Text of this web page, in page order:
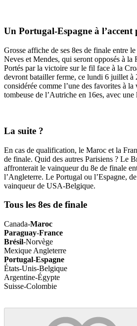
Un Portugal-Espagne à l’accent
Grosse affiche de ses 8es de finale entre
Neves et Mendes, qui seront opposés à la
Portés par la victoire sur le fil face à la
devront batailler ferme, ce lundi 6 juillet à
considérée comme l’une des favorites à
tombeuse de l’Autriche en 16es, avec
La suite ?
En cas de qualification, le Maroc et la
de finale. Quid des autres Parisiens ? Le
affronterait le vainqueur du 8e de finale
l’Angleterre. Le Portugal ou l’Espagne,
vainqueur de USA-Belgique.
Tous les 8es de finale
Canada-Maroc
Paraguay-France
Brésil-Norvège
Mexique Angleterre
Portugal-Espagne
États-Unis-Belgique
Argentine-Égypte
Suisse-Colombie